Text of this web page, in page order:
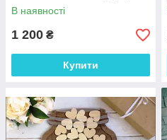
В наявності
1 200 ₴
Купити